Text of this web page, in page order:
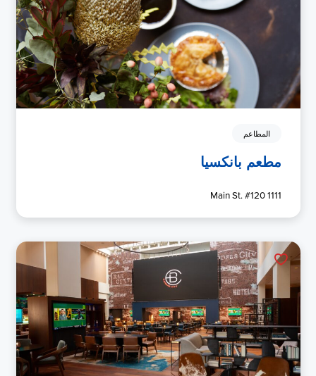
المطاعم
مطعم بانكسيا
1111 Main St. #120